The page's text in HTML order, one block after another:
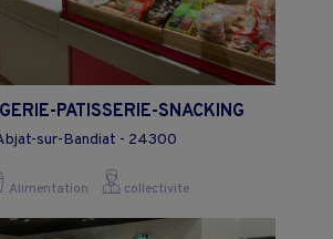
PATISSERIE-SNACKING
sur-Bandiat - 24300
Alimentation collectivite